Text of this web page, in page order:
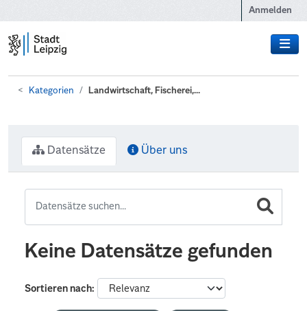
Anmelden
Kategorien Landwirtschaft, Fischerei,...
Datensätze Über uns
Keine Datensätze gefunden
Sortieren nach